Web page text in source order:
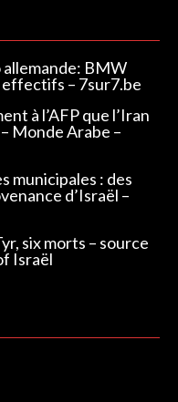
allemande: BMW
– 7sur7.be
à l’AFP que l’Iran
Monde Arabe –
municipales : des
d’Israël –
six morts – source
Israël